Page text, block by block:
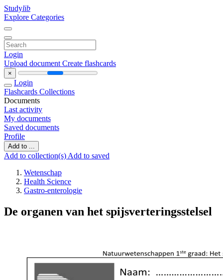
Studylib
Explore Categories
Login
Upload document Create flashcards
×
Login
Flashcards Collections
Documents
Last activity
My documents
Saved documents
Profile
Add to ...
Add to collection(s) Add to saved
Wetenschap
Health Science
Gastro-enterologie
De organen van het spijsverteringsstelsel